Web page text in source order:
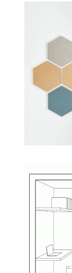
12. Januar
2. April 2020